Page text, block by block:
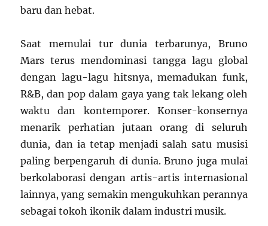
baru dan hebat.
Saat memulai tur dunia terbarunya, Bruno
Mars terus mendominasi tangga lagu global
dengan lagu-lagu hitsnya, memadukan funk,
R&B, dan pop dalam gaya yang tak lekang oleh
waktu dan kontemporer. Konser-konsernya
menarik perhatian jutaan orang di seluruh
dunia, dan ia tetap menjadi salah satu musisi
paling berpengaruh di dunia. Bruno juga mulai
berkolaborasi dengan artis-artis internasional
lainnya, yang semakin mengukuhkan perannya
sebagai tokoh ikonik dalam industri musik.